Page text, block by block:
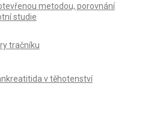
metodou, porovnání
studie
tračníku
v těhotenství